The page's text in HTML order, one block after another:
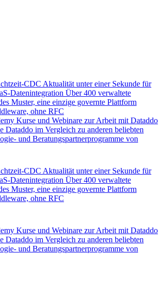
CDC Aktualität unter einer Sekunde für
Datenintegration Über 400 verwaltete
Muster, eine einzige governte Plattform
ohne RFC
Kurse und Webinare zur Arbeit mit Dataddo
Dataddo im Vergleich zu anderen beliebten
und Beratungspartnerprogramme von
CDC Aktualität unter einer Sekunde für
Datenintegration Über 400 verwaltete
Muster, eine einzige governte Plattform
ohne RFC
Kurse und Webinare zur Arbeit mit Dataddo
Dataddo im Vergleich zu anderen beliebten
und Beratungspartnerprogramme von